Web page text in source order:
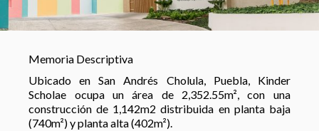
Memoria Descriptiva
Ubicado en San Andrés Cholula, Puebla, Kinder
Scholae ocupa un área de 2,352.55m², con una
construcción de 1,142m2 distribuida en planta baja
(740m²) y planta alta (402m²).